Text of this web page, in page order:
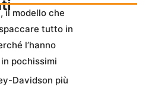
il modello che
tutto in
l’hanno
pochissimi
Davidson più